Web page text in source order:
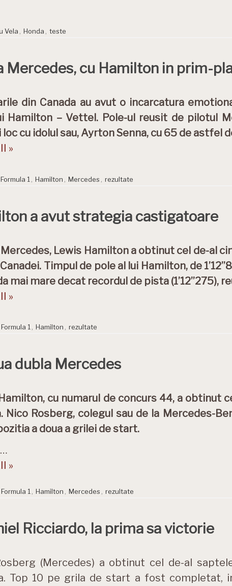
Vela , Honda , teste
Mercedes, cu Hamilton in prim-
din Canada au avut o incarcatura
Hamilton – Vettel. Pole-ul reusit de pilotul
loc cu idolul sau, Ayrton Senna, cu 65 de astfel
»
Formula 1 Hamilton Mercedes rezultate
a avut strategia castigatoare
Lewis Hamilton a obtinut cel de-al
Timpul de pole al lui Hamilton, de
mai mare decat recordul de pista (1’12”275),
»
Formula 1 Hamilton rezultate
dubla Mercedes
cu numarul de concurs 44, a obtinut
Nico Rosberg, colegul sau de la Mercedes-
a doua a grilei de start.
»
Formula 1 Hamilton Mercedes rezultate
Ricciardo, la prima sa victorie
(Mercedes) a obtinut cel de-al
Top 10 pe grila de start a fost completat,